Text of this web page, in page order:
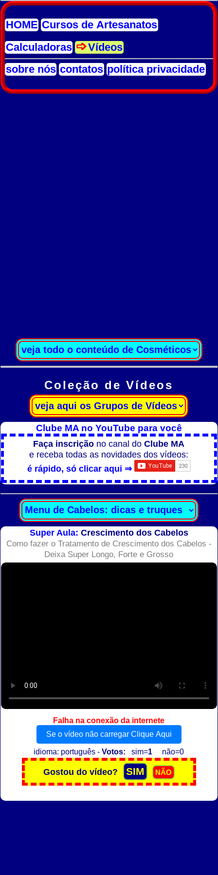
HOME Cursos de Artesanatos
Calculadoras
Vídeos
sobre nós contatos política privacidade
Coleção de Vídeos
Clube MA no YouTube para você
Faça inscrição no canal doClube MA
e receba todas as novidades dos vídeos:
é rápido, só clicar aqui ⇒
Super Aula: Crescimento dos Cabelos
Como fazer o Tratamento de Crescimento dos Cabelos -
Deixa Super Longo, Forte e Grosso
Falha na conexão da internete
Se o vídeo não carregar Clique Aqui
idioma: português -Votos: sim=1 não=0